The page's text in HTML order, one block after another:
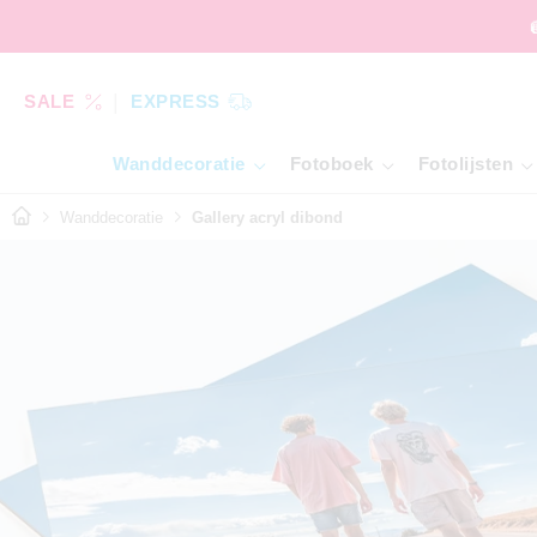
SALE EXPRESS
Wanddecoratie Fotoboek Fotolijsten
Wanddecoratie Gallery acryl dibond